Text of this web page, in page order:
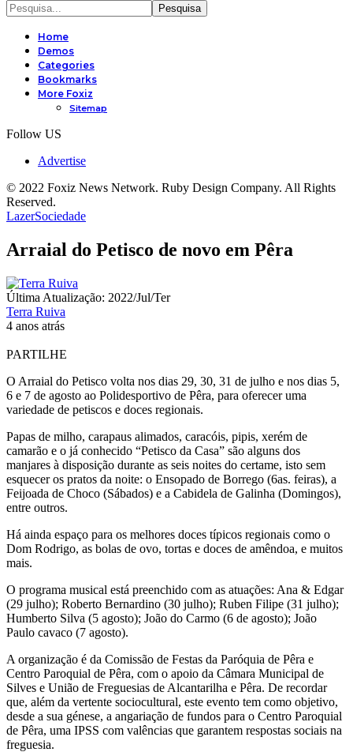
Home
Demos
Categories
Bookmarks
More Foxiz
Sitemap
Follow US
Advertise
© 2022 Foxiz News Network. Ruby Design Company. All Rights
Reserved.
LazerSociedade
Arraial do Petisco de novo em Pêra
Última Atualização: 2022/Jul/Ter
Terra Ruiva
4 anos atrás
PARTILHE
O Arraial do Petisco volta nos dias 29, 30, 31 de julho e nos dias 5,
6 e 7 de agosto ao Polidesportivo de Pêra, para oferecer uma
variedade de petiscos e doces regionais.
Papas de milho, carapaus alimados, caracóis, pipis, xerém de
camarão e o já conhecido “Petisco da Casa” são alguns dos
manjares à disposição durante as seis noites do certame, isto sem
esquecer os pratos da noite: o Ensopado de Borrego (6as. feiras), a
Feijoada de Choco (Sábados) e a Cabidela de Galinha (Domingos),
entre outros.
Há ainda espaço para os melhores doces típicos regionais como o
Dom Rodrigo, as bolas de ovo, tortas e doces de amêndoa, e muitos
mais.
O programa musical está preenchido com as atuações: Ana & Edgar
(29 julho); Roberto Bernardino (30 julho); Ruben Filipe (31 julho);
Humberto Silva (5 agosto); João do Carmo (6 de agosto); João
Paulo cavaco (7 agosto).
A organização é da Comissão de Festas da Paróquia de Pêra e
Centro Paroquial de Pêra, com o apoio da Câmara Municipal de
Silves e União de Freguesias de Alcantarilha e Pêra. De recordar
que, além da vertente sociocultural, este evento tem como objetivo,
desde a sua génese, a angariação de fundos para o Centro Paroquial
de Pêra, uma IPSS com valências que garantem respostas sociais na
freguesia.